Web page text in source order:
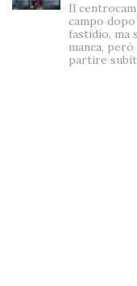
Il
campo
fastidio, ma
manca,
partire